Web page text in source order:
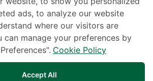
Card
ads, to analyze our website
where our visitors are
can manage your preferences by
Cookie Policy
Accept All